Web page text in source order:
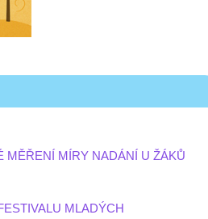
MĚŘENÍ MÍRY NADÁNÍ U ŽÁKŮ
MLADÝCH